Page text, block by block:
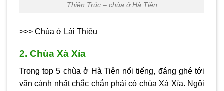
Thiên Trúc – chùa ở Hà Tiên
>>> Chùa ở Lái Thiêu
2. Chùa Xà Xía
Trong top 5 chùa ở Hà Tiên nổi tiếng, đáng ghé tới
vãn cảnh nhất chắc chắn phải có chùa Xà Xía. Ngôi